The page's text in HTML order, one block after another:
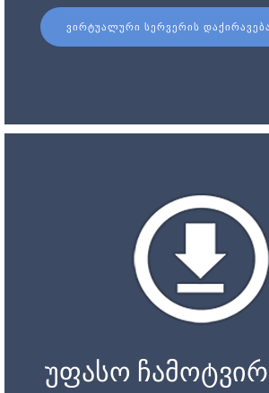
ᲕᲘᲠᲢᲣᲐᲚᲣᲠᲘ ᲡᲔᲠᲕᲔᲠᲘᲡ ᲓᲐᲥᲘᲠᲐᲕᲔᲑᲐ
უფასო